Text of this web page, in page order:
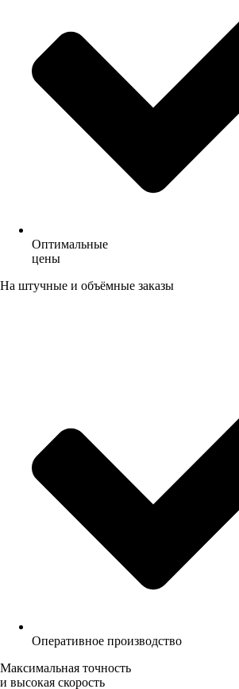
Оптимальные
цены
На штучные и объёмные заказы
Оперативное производство
Максимальная точность
и высокая скорость